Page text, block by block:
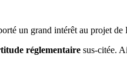
un grand intérêt au projet de
réglementaire sus-citée.